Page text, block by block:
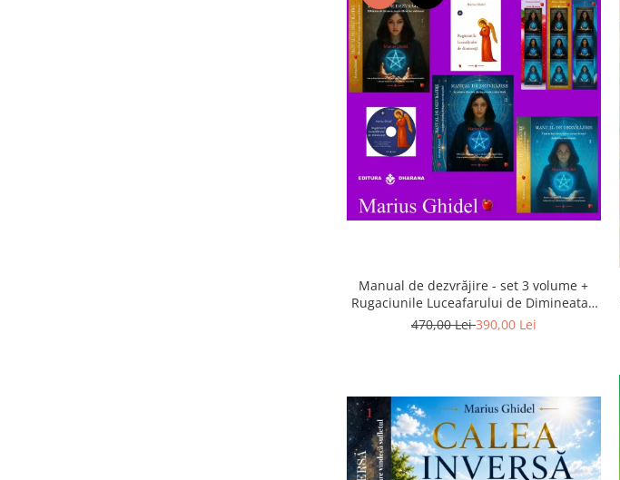
Manual de dezvrăjire - set 3 volume +
Rugaciunile Luceafarului de Dimineata -
Gratuit)
470,00 Lei390,00 Lei